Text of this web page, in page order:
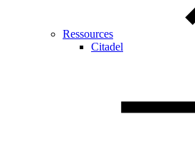
Ressources
Citadel